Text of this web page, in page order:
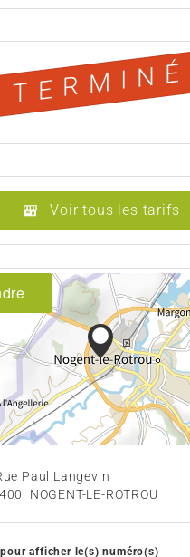
TERMINÉ
Voir tous les tarifs
Paul Langevin
NOGENT-LE-ROTROU
afficher le(s) numéro(s)